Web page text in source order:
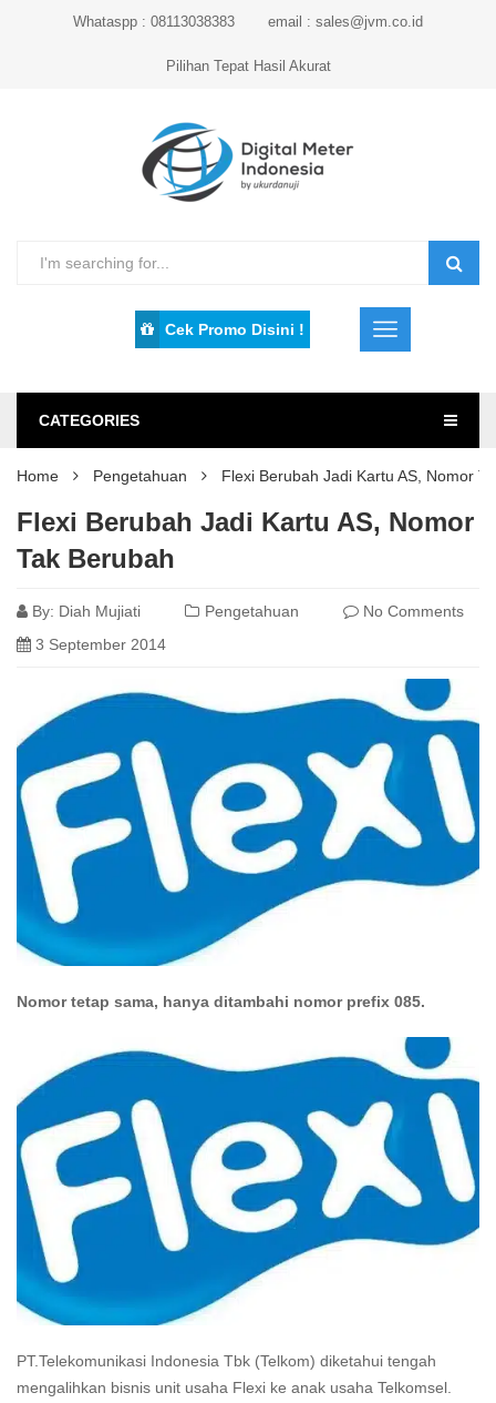
Whataspp : 08113038383 email : sales@jvm.co.id
Pilihan Tepat Hasil Akurat
Cek Promo Disini !
CATEGORIES
Home Pengetahuan Flexi Berubah Jadi Kartu AS, Nomor
Flexi Berubah Jadi Kartu AS, Nomor
Tak Berubah
By: Diah Mujiati Pengetahuan
No Comments
3 September 2014
Nomor tetap sama, hanya ditambahi nomor prefix 085.
PT.Telekomunikasi Indonesia Tbk (Telkom) diketahui tengah
mengalihkan bisnis unit usaha Flexi ke anak usaha Telkomsel.